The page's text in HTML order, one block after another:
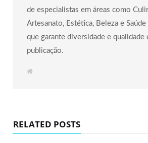
de especialistas em áreas como
Artesanato, Estética, Beleza e
que garante diversidade e qualidade
publicação.
W
RELATED POSTS